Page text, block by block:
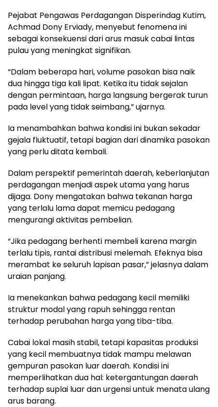
Pejabat Pengawas Perdagangan Disperindag Kutim,
Achmad Dony Erviady, menyebut fenomena ini
sebagai konsekuensi dari arus masuk cabai lintas
pulau yang meningkat signifikan.
“Dalam beberapa hari, volume pasokan bisa naik
dua hingga tiga kali lipat. Ketika itu tidak sejalan
dengan permintaan, harga langsung bergerak turun
pada level yang tidak seimbang,” ujarnya.
Ia menambahkan bahwa kondisi ini bukan sekadar
gejala fluktuatif, tetapi bagian dari dinamika pasokan
yang perlu ditata kembali.
Dalam perspektif pemerintah daerah, keberlanjutan
perdagangan menjadi aspek utama yang harus
dijaga. Dony mengatakan bahwa tekanan harga
yang terlalu lama dapat memicu pedagang
mengurangi aktivitas pembelian.
“Jika pedagang berhenti membeli karena margin
terlalu tipis, rantai distribusi melemah. Efeknya bisa
merambat ke seluruh lapisan pasar,” jelasnya dalam
uraian panjang.
Ia menekankan bahwa pedagang kecil memiliki
struktur modal yang rapuh sehingga rentan
terhadap perubahan harga yang tiba-tiba.
Cabai lokal masih stabil, tetapi kapasitas produksi
yang kecil membuatnya tidak mampu melawan
gempuran pasokan luar daerah. Kondisi ini
memperlihatkan dua hal: ketergantungan daerah
terhadap suplai luar dan urgensi untuk menata ulang
arus barang.